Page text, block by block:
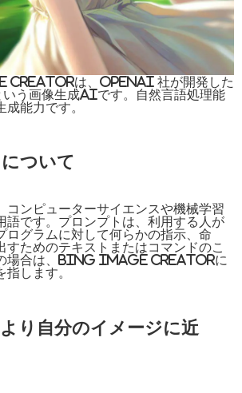
Creatorは、OpenAI 社が開発した
いう画像生成AIです。自然言語処理能
成能力です。
ついて
コンピューターサイエンスや機械学習
語です。プロンプトは、利用する人が
ログラムに対して何らかの指示、命
すためのテキストまたはコマンドのこ
の場合は、Bing Image Creatorに
指します。
り自分のイメージに近